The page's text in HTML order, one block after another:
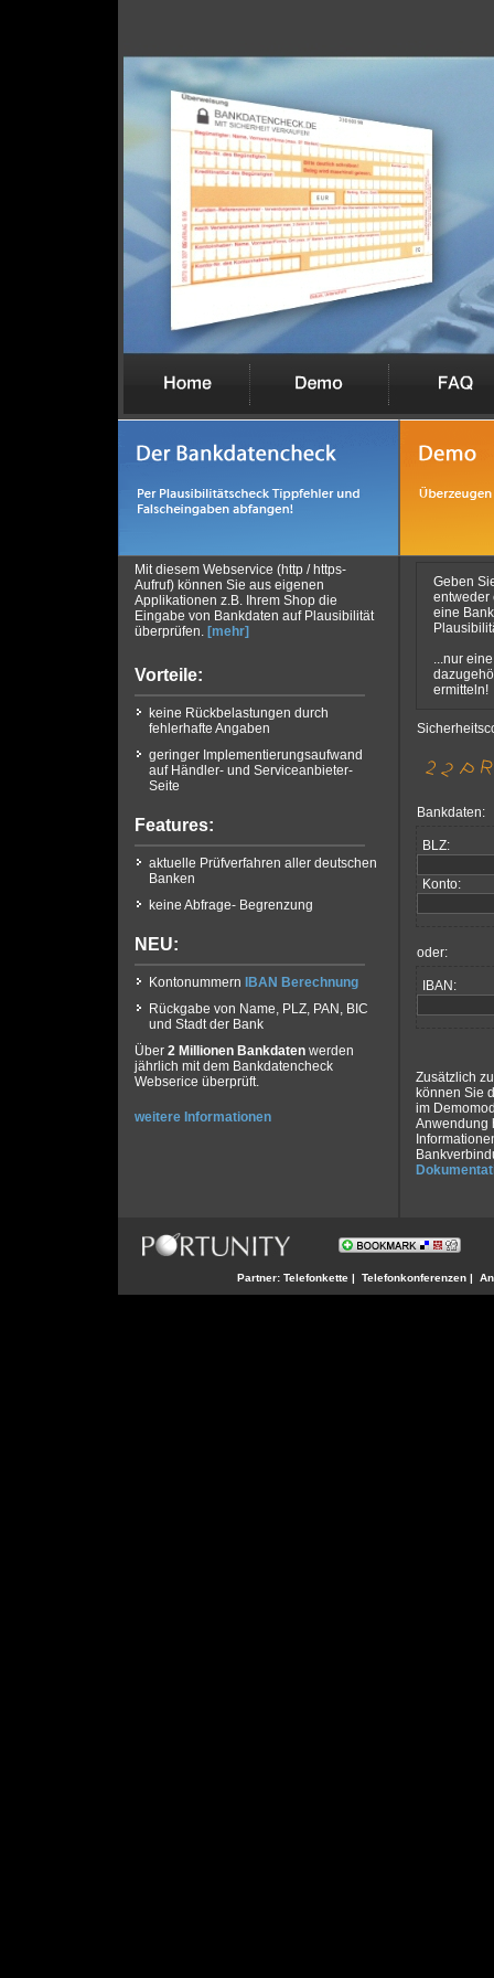
Mit diesem Webservice (http / https-
Aufruf) können Sie aus eigenen
Applikationen z.B. Ihrem Shop die
Eingabe von Bankdaten auf Plausibilität
überprüfen. [mehr]
Vorteile:
keine Rückbelastungen durch
fehlerhafte Angaben
geringer Implementierungsaufwand
auf Händler- und Serviceanbieter-
Seite
Features:
aktuelle Prüfverfahren aller deutschen
Banken
keine Abfrage- Begrenzung
NEU:
Kontonummern
IBAN Berechnung
Rückgabe von Name, PLZ, PAN, BIC
und Stadt der Bank
Über 2 Millionen Bankdaten werden
jährlich mit dem Bankdatencheck
Webserice überprüft.
weitere Informationen
Geben
entweder
eine
...nur
ermitteln!
Bankdaten:
BLZ:
Konto:
oder:
IBAN:
Zusätzlich
können Sie
im
Anwendung
Partner: Telefonkette | Telefonkonferenzen |